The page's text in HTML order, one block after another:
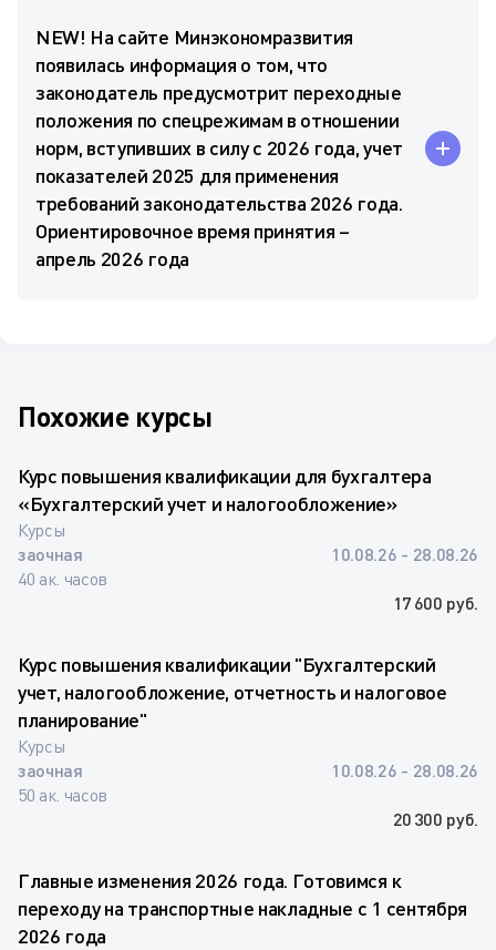
NEW! На сайте Минэкономразвития
появилась информация о том, что
законодатель предусмотрит переходные
положения по спецрежимам в отношении
норм, вступивших в силу с 2026 года, учет
показателей 2025 для применения
требований законодательства 2026 года.
Ориентировочное время принятия –
апрель 2026 года
Похожие курсы
Курс повышения квалификации для бухгалтера
«Бухгалтерский учет и налогообложение»
Курсы
заочная
40 ак. часов
10.08.26 - 28.08.26
17 600 руб.
Курс повышения квалификации "Бухгалтерский
учет, налогообложение, отчетность и налоговое
планирование"
Курсы
заочная
50 ак. часов
10.08.26 - 28.08.26
20 300 руб.
Главные изменения 2026 года. Готовимся к
переходу на транспортные накладные с 1 сентября
2026 года